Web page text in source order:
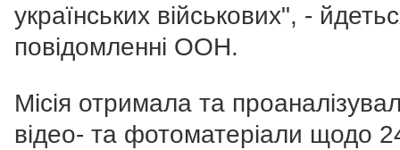
українських військових", -
повідомленні ООН.
Місія отримала та
відео- та фотоматеріали щодо